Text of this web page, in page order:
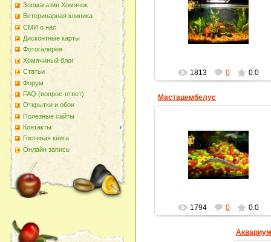
Зоомагазин Хомячок
Ветеринарная клиника
СМИ о нас
Дисконтные карты
Фотогалерея
Хомячиный блог
Статьи
Форум
FAQ (вопрос-ответ)
Открытки и обои
Полезные сайты
Контакты
Гостевая книга
Онлайн запись
Золотые рыбки, гроты и
растения - какая красота! Будто
ты попал в волшебную сказку.
Фотография Ольги Котовой.
homyachok-iko
1813 0 0.0
Мастацембелус
14.04.2013
Смешная любопытная рыбка,
которая очень любит
в грунт. Здесь он еще
homyachok-iko
1794 0 0.0